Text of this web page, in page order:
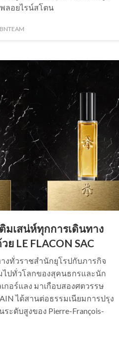
ลอยไรน์สโตน
มเสน่ห์ทุกการเดินทาง
ย LE FLACON SAC
งทั่วราชสำนักยุโรปกับภารกิจ
ไปทั่วโลกของสุคนธกรและนัก
กอร์แลง มาเกือบสองศตวรรษ
ได้สานต่อธรรมเนียมการปรุง
ะดับสูงของ Pierre-François-